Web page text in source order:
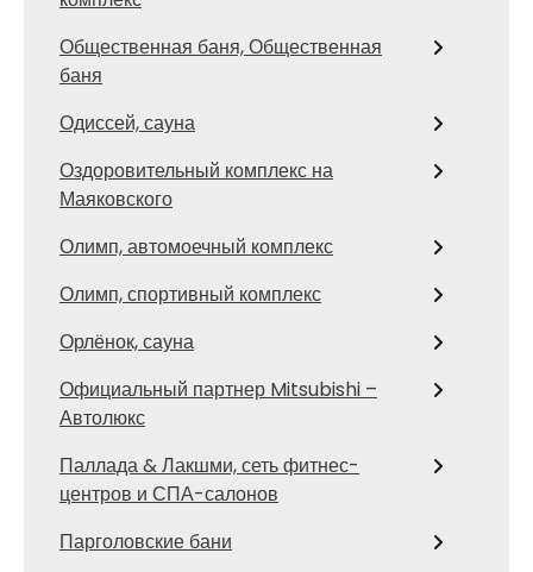
Общественная баня, Общественная
баня
Одиссей, сауна
Оздоровительный комплекс на
Маяковского
Олимп, автомоечный комплекс
Олимп, спортивный комплекс
Орлёнок, сауна
Официальный партнер Mitsubishi –
Автолюкс
Паллада & Лакшми, сеть фитнес-
центров и СПА-салонов
Парголовские бани